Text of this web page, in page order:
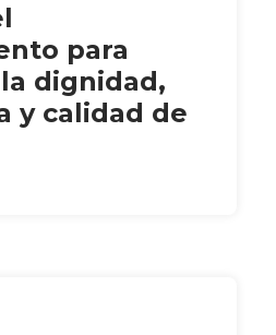
para
dignidad,
y calidad de